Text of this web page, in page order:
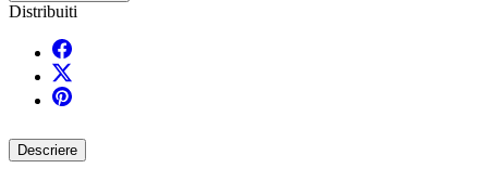
Distribuiti
Descriere